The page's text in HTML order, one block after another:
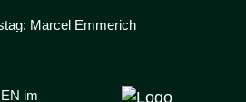
Marcel Emmerich
im